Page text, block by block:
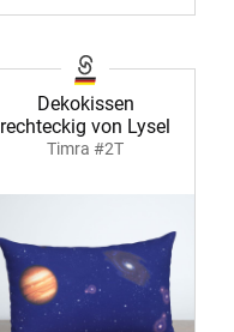
Dekokissen
rechteckig von Lysel
Timra #2T